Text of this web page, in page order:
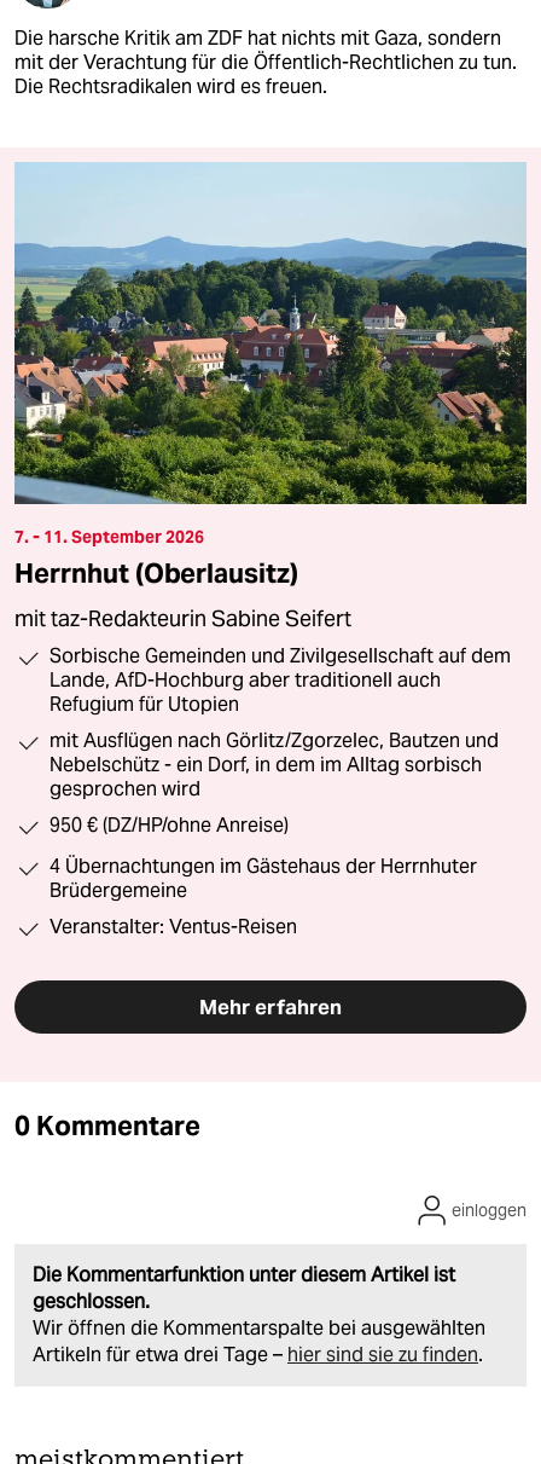
Die harsche Kritik am ZDF hat nichts mit Gaza, sondern
mit der Verachtung für die Öffentlich-Rechtlichen zu tun.
Die Rechtsradikalen wird es freuen.
7. - 11. September 2026
Herrnhut (Oberlausitz)
mit taz-Redakteurin Sabine Seifert
Sorbische Gemeinden und Zivilgesellschaft auf dem
Lande, AfD-Hochburg aber traditionell auch
Refugium für Utopien
mit Ausflügen nach Görlitz/Zgorzelec, Bautzen und
Nebelschütz - ein Dorf, in dem im Alltag sorbisch
gesprochen wird
950 € (DZ/HP/ohne Anreise)
4 Übernachtungen im Gästehaus der Herrnhuter
Brüdergemeine
Veranstalter: Ventus-Reisen
Mehr erfahren
0 Kommentare
Die Kommentarfunktion unter diesem Artikel ist
geschlossen.
Wir öffnen die Kommentarspalte bei ausgewählten
Artikeln für etwa drei Tage – hier sind sie zu finden.
einloggen